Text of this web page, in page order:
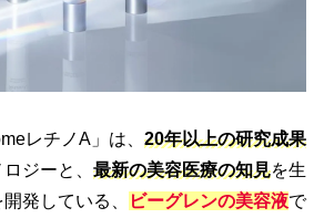
レチノA」は、 20年以上の研究成果
ジーと、 最新の美容医療の知見を生
発している、
ビーグレンの美容液で